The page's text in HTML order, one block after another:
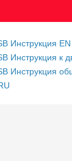
Инструкция EN
Инструкция к
Инструкция